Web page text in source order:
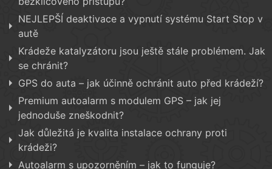
NEJLEPŠÍ deaktivace a vypnutí systému Start Stop v
autě
Krádeže katalyzátoru jsou ještě stále problémem. Jak
se chránit?
GPS do auta – jak účinně ochránit auto před krádeží?
Premium autoalarm s modulem GPS – jak jej
jednoduše zneškodnit?
Jak důležitá je kvalita instalace ochrany proti
krádeži?
Autoalarm s upozorněním – jak to funguje?